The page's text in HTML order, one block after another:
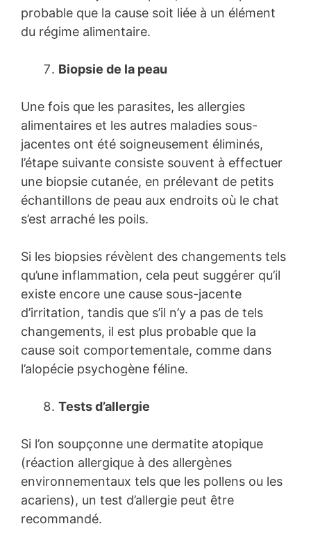
probable que la cause soit liée à un élément
du régime alimentaire.
Biopsie de la peau
Une fois que les parasites, les allergies
alimentaires et les autres maladies sous-
jacentes ont été soigneusement éliminés,
l’étape suivante consiste souvent à effectuer
une biopsie cutanée, en prélevant de petits
échantillons de peau aux endroits où le chat
s’est arraché les poils.
Si les biopsies révèlent des changements tels
qu’une inflammation, cela peut suggérer qu’il
existe encore une cause sous-jacente
d’irritation, tandis que s’il n’y a pas de tels
changements, il est plus probable que la
cause soit comportementale, comme dans
l’alopécie psychogène féline.
Tests d’allergie
Si l’on soupçonne une dermatite atopique
(réaction allergique à des allergènes
environnementaux tels que les pollens ou les
acariens), un test d’allergie peut être
recommandé.